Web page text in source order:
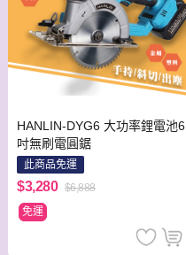
HANLIN-DYG6 大功率鋰電池6
吋無刷電圓鋸
此商品免運
$3,280 $6,888
免運